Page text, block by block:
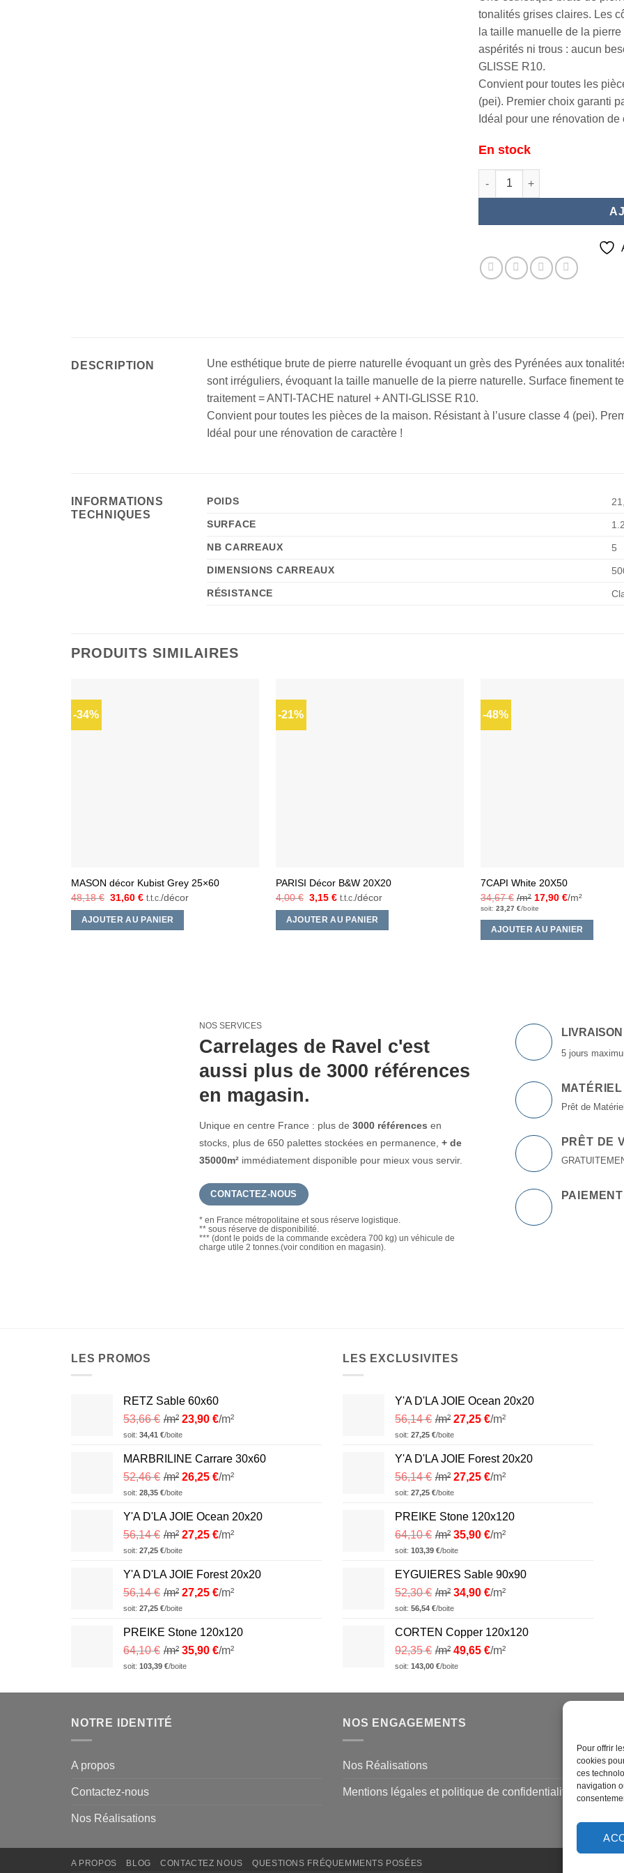
Pour offrir
cookies
ces
navigation
tonalités grises claires. Les
la taille manuelle de la
aspérités ni trous : aucun
GLISSE R10.
Convient pour toutes les
(pei). Premier choix garanti
Idéal pour une rénovation de
En stock
quantité de ARDIDEN Clair
DESCRIPTION
Une esthétique brute de pierre naturelle évoquant un grès des Pyrénées aux
sont irréguliers, évoquant la taille manuelle de la pierre naturelle. Surface finement
traitement = ANTI-TACHE naturel + ANTI-GLISSE R10.
Convient pour toutes les pièces de la maison. Résistant à l’usure classe 4 (pei).
Idéal pour une rénovation de caractère !
INFORMATIONS
TECHNIQUES
POIDS
SURFACE
NB CARREAUX
5
DIMENSIONS CARREAUX
RÉSISTANCE
PRODUITS SIMILAIRES
-34%
MASON décor Kubist Grey 25×60
48,18€ Le
initial
était :
31,60€Le
actuel
est :
t.t.c./décor
AJOUTER AU PANIER
-21%
PARISI Décor B&W 20X20
4,00€ Le
initial
était :
3,15€Le
actuel
est :
t.t.c./décor
AJOUTER AU PANIER
-48%
7CAPI White 20X50
34,67€ /m² 17,90€/m²
soit: 23,27 €/boite
AJOUTER AU PANIER
NOS SERVICES
Carrelages de Ravel c'est
aussi plus de 3000 références
en magasin.
Unique en centre France : plus de3000 références en
stocks, plus de 650 palettes stockées en permanence,+ de
35000m² immédiatement disponible pour mieux vous servir.
CONTACTEZ-NOUS
* en France métropolitaine et sous réserve logistique.
** sous réserve de disponibilité.
*** (dont le poids de la commande excèdera 700 kg) un véhicule de
charge utile 2 tonnes.(voir condition en magasin).
LIVRAISON
5 jours
Prêt de
PRÊT DE
LES PROMOS
RETZ Sable 60x60
53,66€ /m² 23,90 €/m²
soit: 34,41 €/boite
MARBRILINE Carrare 30x60
52,46€ /m² 26,25 €/m²
soit: 28,35 €/boite
Y'A D'LA JOIE Ocean 20x20
56,14€ /m² 27,25 €/m²
soit: 27,25 €/boite
Y'A D'LA JOIE Forest 20x20
56,14€ /m² 27,25 €/m²
soit: 27,25 €/boite
PREIKE Stone 120x120
64,10€ /m² 35,90 €/m²
soit: 103,39 €/boite
LES EXCLUSIVITES
Y'A D'LA JOIE Ocean 20x20
56,14€ /m² 27,25 €/m²
soit: 27,25 €/boite
Y'A D'LA JOIE Forest 20x20
56,14€ /m² 27,25 €/m²
soit: 27,25 €/boite
PREIKE Stone 120x120
64,10€ /m² 35,90 €/m²
soit: 103,39 €/boite
EYGUIERES Sable 90x90
52,30€ /m² 34,90 €/m²
soit: 56,54 €/boite
CORTEN Copper 120x120
92,35€ /m² 49,65 €/m²
soit: 143,00 €/boite
NOTRE IDENTITÉ
A propos
Contactez-nous
Nos Réalisations
NOS ENGAGEMENTS
Nos Réalisations
Mentions légales et politique de confidentialité
A PROPOS BLOG CONTACTEZ NOUS QUESTIONS FRÉQUEMMENTS POSÉES